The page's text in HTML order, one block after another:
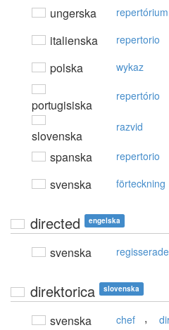
ungerska repertórium
italienska repertorio
polska wykaz
portugisiska
repertório
slovenska
razvid
spanska repertorio
svenska förteckning
directed engelska
svenska regisserade
direktorica slovenska
svenska chef ,